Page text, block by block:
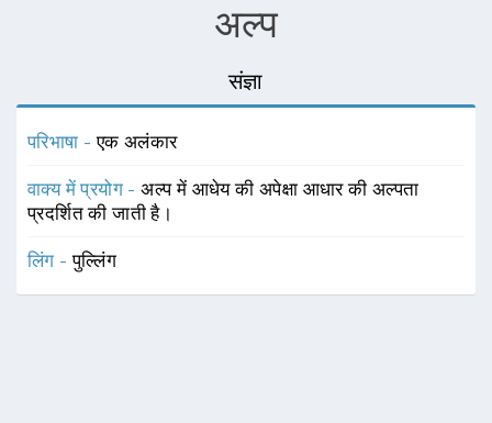
अल्प
संज्ञा
परिभाषा -एक अलंकार
वाक्य में प्रयोग -अल्प में आधेय की अपेक्षा आधार की अल्पता
प्रदर्शित की जाती है।
लिंग -पुल्लिंग